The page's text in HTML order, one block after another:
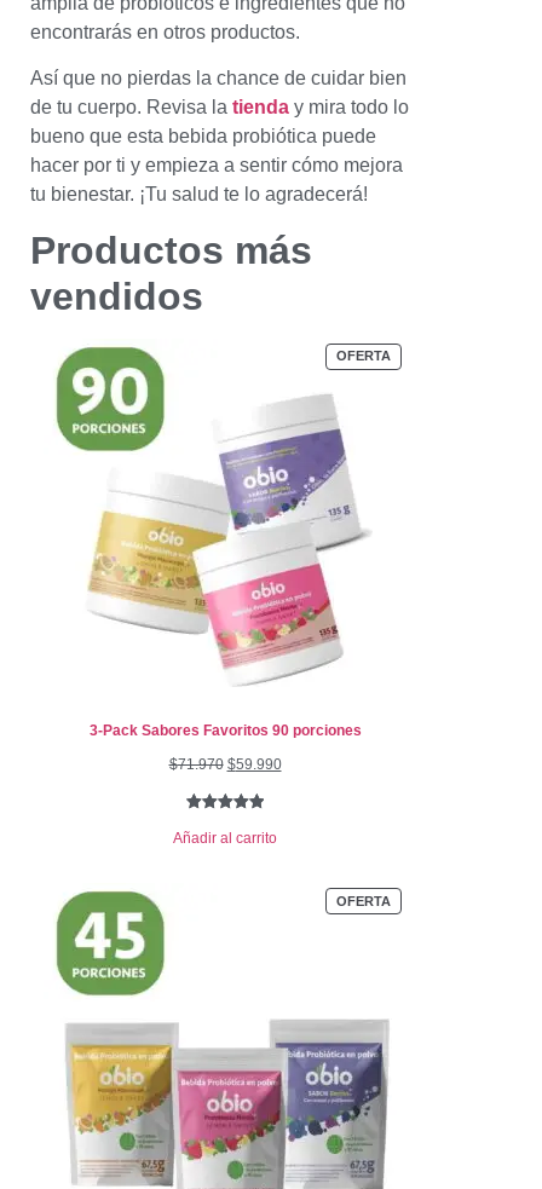
encontrarás en otros productos.
Así que no pierdas la chance de cuidar bien
de tu cuerpo. Revisa la tienda y mira todo lo
bueno que esta bebida probiótica puede
hacer por ti y empieza a sentir cómo mejora
tu bienestar. ¡Tu salud te lo agradecerá!
Productos más
vendidos
OFERTA
3-Pack Sabores Favoritos 90 porciones
$71.970 $59.990
con 5.00de
Añadir al carrito
OFERTA